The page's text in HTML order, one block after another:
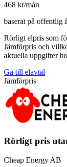
468 kr/mån
baserat på offentlig
Rörligt elpris som
Jämförpris och
aktuella uppgifter
Gå till elavtal
Jämförpris
Rörligt pris
Cheap Energy AB